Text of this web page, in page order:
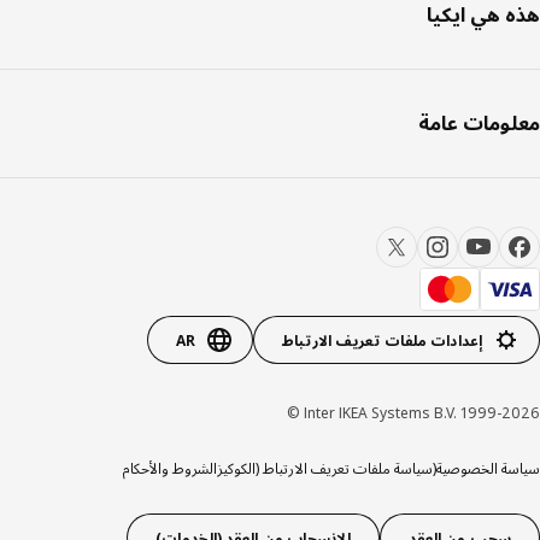
هي ايكيا
عامة
إعدادات ملفات تعريف الارتباط AR
Inter IKEA Systems B.V. 1999-
الخصوصية(سياسة ملفات تعريف الارتباط (الكوكيزالشروط والأحكام